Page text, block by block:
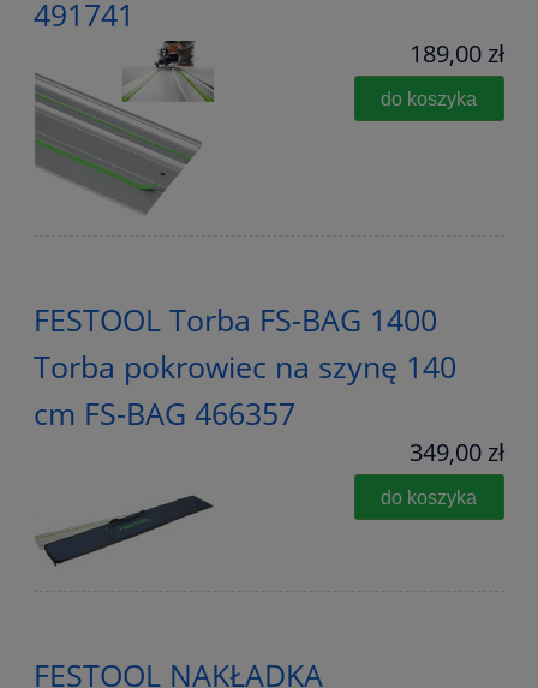
491741
189,00 zł
do koszyka
FESTOOL Torba FS-BAG 1400
Torba pokrowiec na szynę 140
cm FS-BAG 466357
349,00 zł
do koszyka
FESTOOL NAKŁADKA